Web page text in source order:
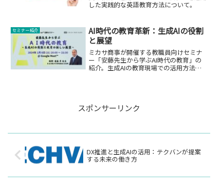
した実践的な英語教育方法について。
セミナー紹介
AI時代の教育革新：生成AIの役割
と展望
ミカサ商事が開催する教職員向けセミナ
ー「安藤先生から学ぶAI時代の教育」の
紹介。生成AIの教育現場での活用方法と
スポンサーリンク
DX推進と生成AIの活用：テクバンが提案
する未来の働き方